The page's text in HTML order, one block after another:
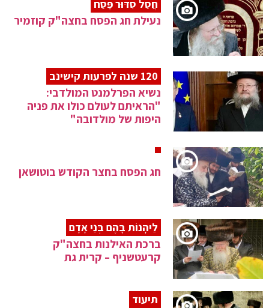
חֲסַל סִדּוּר פֶּסַח
נעילת חג הפסח בחצה"ק קוזמיר
120 שנה לפרעות קישינב
נשיא הפרלמנט המולדבי:
"הראיתם לעולם כולו את פניה
היפות של מולדובה"
חג הפסח בחצר הקודש בוטושאן
לֵיהָנוֹת בָּהֶם בְּנֵי אָדָם
ברכת האילנות בחצה"ק
קרעטשניף – קרית גת
תיעוד